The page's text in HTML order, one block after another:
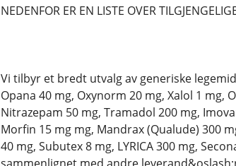
NEDENFOR ER EN LISTE OVER
Vi tilbyr et bredt utvalg av generiske
Opana 40 mg, Oxynorm 20 mg, Xalol 1 mg,
Nitrazepam 50 mg, Tramadol 200 mg,
Morfin 15 mg mg, Mandrax (Qualude) 300
40 mg, Subutex 8 mg, LYRICA 300 mg,
sammenlignet med andre